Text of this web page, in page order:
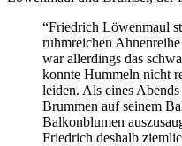
“Friedrich Löwenmaul
ruhmreichen
war allerdings das
konnte Hummeln nicht
leiden. Als eines
Brummen auf seinem
Balkonblumen
Friedrich deshalb